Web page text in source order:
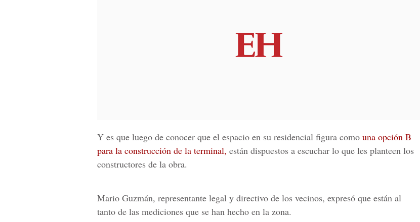
Y es que luego de conocer que el espacio en su residencial figura como una opción B
para la construcción de la terminal, están dispuestos a escuchar lo que les planteen los
constructores de la obra.
Mario Guzmán, representante legal y directivo de los vecinos, expresó que están al
tanto de las mediciones que se han hecho en la zona.